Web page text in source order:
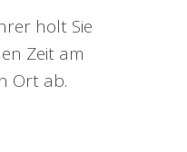
holt Sie
Zeit am
Ort ab.